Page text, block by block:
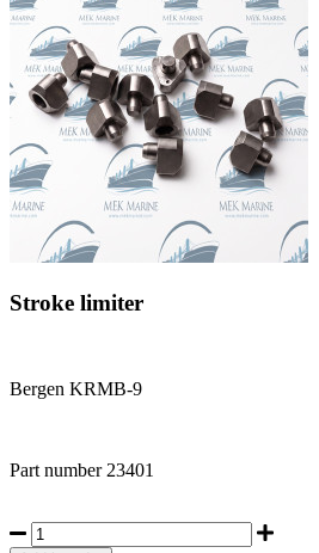
Stroke limiter
Bergen KRMB-9
Part number23401